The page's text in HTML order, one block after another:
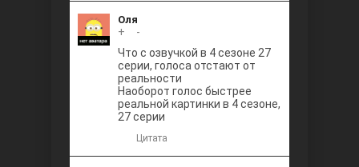
Оля
+
-
Что с озвучкой в 4 сезоне 27
серии, голоса отстают от
реальности
Наоборот голос быстрее
реальной картинки в 4 сезоне,
27 серии
Цитата